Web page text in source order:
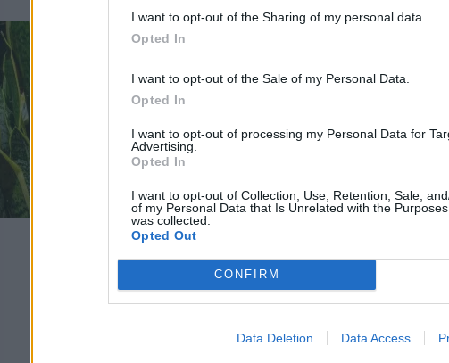
I want to opt-out of the Sharing of my personal data.
Opted In
I want to opt-out of the Sale of my Personal Data.
Opted In
I want to opt-out of processing my Personal Data for
Advertising.
Opted In
I want to opt-out of Collection, Use, Retention, Sale,
of my Personal Data that Is Unrelated with the
was collected.
Opted Out
CONFIRM
Data Deletion Data Access
Ez a szobanövény
az egészségre káros
Greendex Szemle